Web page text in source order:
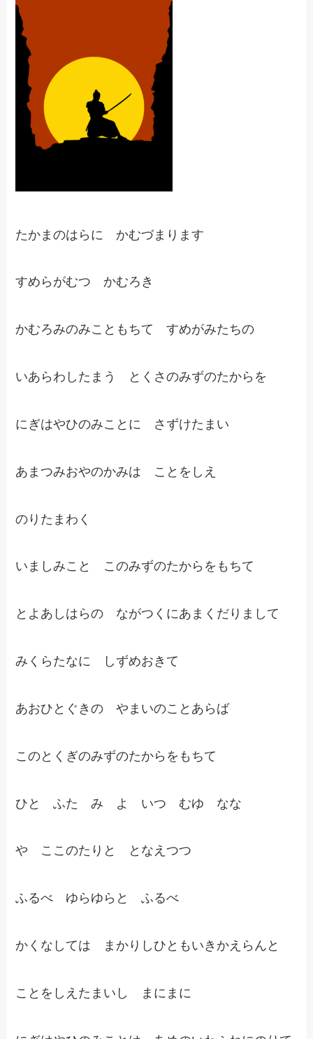
たかまのはらに かむづまります
すめらがむつ かむろき
かむろみのみこともちて すめがみたちの
いあらわしたまう とくさのみずのたからを
にぎはやひのみことに さずけたまい
あまつみおやのかみは ことをしえ
のりたまわく
いましみこと このみずのたからをもちて
とよあしはらの ながつくにあまくだりまして
みくらたなに しずめおきて
あおひとぐきの やまいのことあらば
このとくぎのみずのたからをもちて
ひと ふた み よ いつ むゆ なな
や ここのたりと となえつつ
ふるべ ゆらゆらと ふるべ
かくなしては まかりしひともいきかえらんと
ことをしえたまいし まにまに